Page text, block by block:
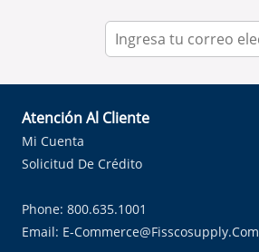
Atención Al Cliente
Mi Cuenta
Solicitud De Crédito
Phone: 800.635.1001
Email: E-Commerce@fisscosupply.com